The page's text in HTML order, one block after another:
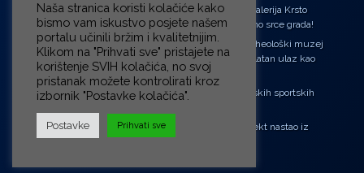
U središtu Petrinje otvorena obnovljena Galerija Krsto
Hegedušić: Kultura vraćena kući, u samo srce grada!
Od petka do nedjelje (31.7. – 2.8.2026.) Arheološki muzej
u Zagrebu otvara vrata građanima: Besplatan ulaz kao
zaklon od toplinskog vala
‘Ni med cvetjem ni pravice’ na Aleji hrvatskih sportskih
“Rubikova kocka – složi svoju priču”, projekt nastao iz
potrebe da se čuje glas djece!
Naša stranica koristi kolačiće kako
bismo vam iskustvo posjete našem
portalu učinili bržim i kvalitetnijim.
Klikom na "Prihvati sve" pristajete na
korištenje SVIH kolačića, no svoj
pristanak možete kontrolirati kroz
izbornik "Postavke kolačića".
Postavke Prihvati sve